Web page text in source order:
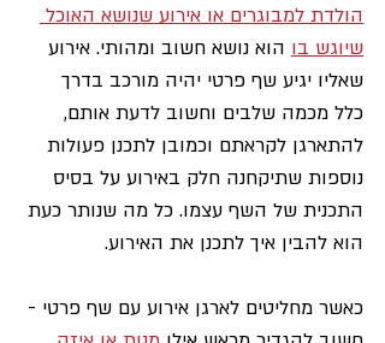
הולדת למבוגרים או אירוע שנושא האוכל
שיוגש בו הוא נושא חשוב ומהותי. אירוע
שאליו יגיע שף פרטי יהיה מורכב בדרך
כלל מכמה שלבים וחשוב לדעת אותם,
להתארגן לקראתם וכמובן לתכנן פעולות
נוספות שתיקחנה חלק באירוע על בסיס
התכנית של השף עצמו. כל מה שנותר כעת
הוא להבין איך לתכנן את האירוע.
כאשר מחליטים לארגן אירוע עם שף פרטי -